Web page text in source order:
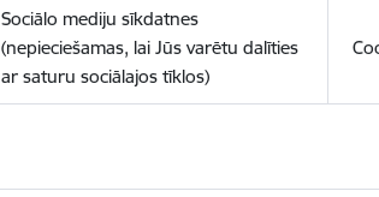
Sociālo mediju sīkdatnes
(nepieciešamas, lai Jūs varētu dalīties
ar saturu sociālajos tīklos)